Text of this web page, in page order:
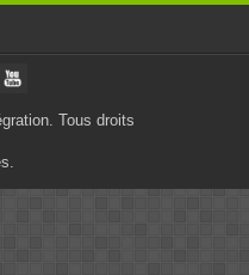
Tous droits